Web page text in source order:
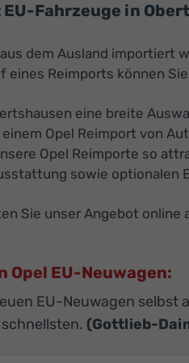
Fahrzeuge in
dem Ausland importiert
eines Reimports können
eine breite
einem Opel Reimport von
Opel Reimporte so
sowie optionalen
Sie unser Angebot
Opel EU-Neuwagen:
EU-Neuwagen selbst
(Gottlieb-